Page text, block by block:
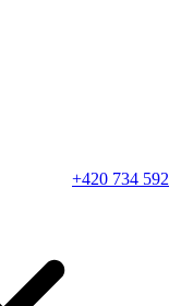
+420 734 592